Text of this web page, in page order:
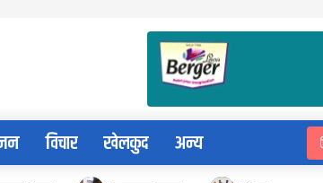
विचार खेलकुद अन्य